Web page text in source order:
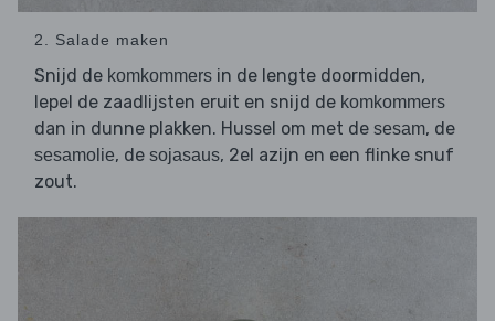
2. Salade maken
Snijd de komkommers in de lengte doormidden,
lepel de zaadlijsten eruit en snijd de komkommers
dan in dunne plakken. Hussel om met de sesam, de
sesamolie, de sojasaus, 2el azijn en een flinke snuf
zout.